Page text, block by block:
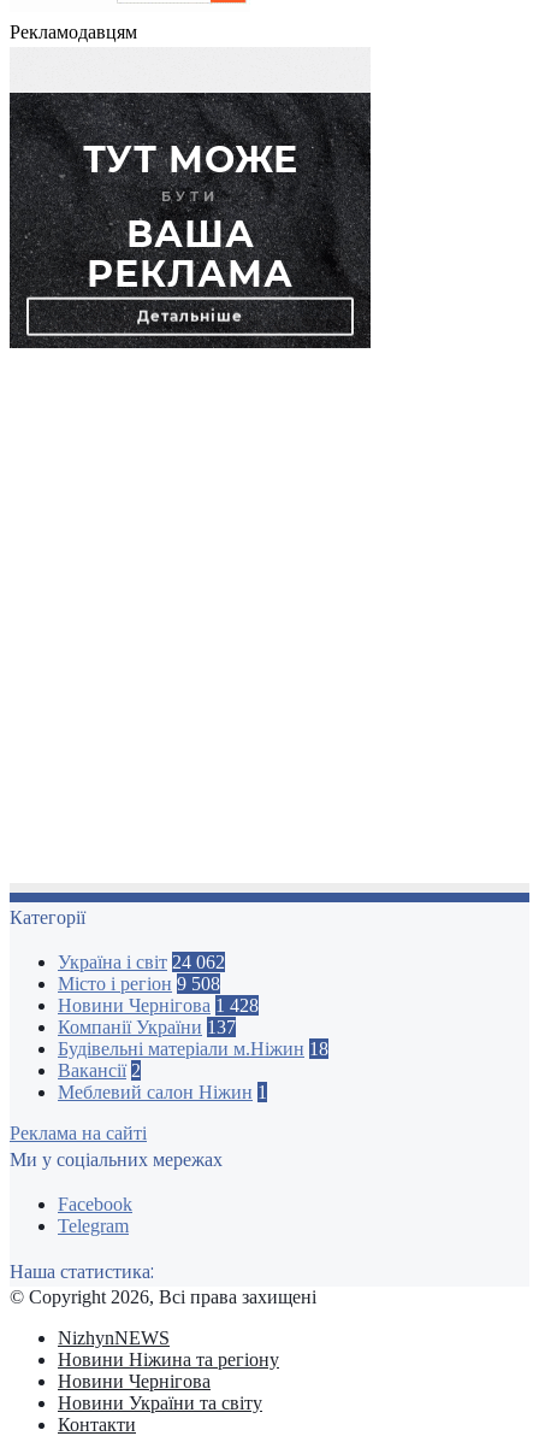
Рекламодавцям
Категорії
Україна і світ 24 062
Місто і регіон 9 508
Новини Чернігова 1 428
Компанії України 137
Будівельні матеріали м.Ніжин 18
Вакансії 2
Меблевий салон Ніжин 1
Реклама на сайті
Ми у соціальних мережах
Facebook
Telegram
Наша статистика:
© Copyright 2026, Всі права захищені
NizhynNEWS
Новини Ніжина та регіону
Новини Чернігова
Новини України та світу
Контакти